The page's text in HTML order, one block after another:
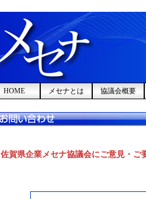
HOME メセナとは 協議会概要
佐賀県企業メセナ協議会にご意見・ご